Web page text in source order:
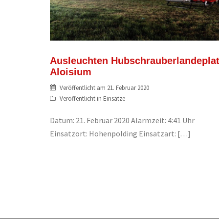
Ausleuchten
Aloisium
Veröffentlicht am 21. Februar 2020
Veröffentlicht in Einsätze
Datum: 21. Februar 2020 Alarmzeit: 4:41 Uhr
Einsatzort: Hohenpolding Einsatzart: […]